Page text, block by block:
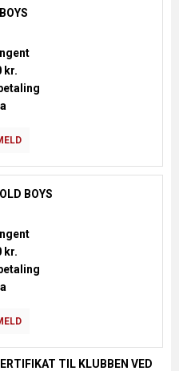
kr.
BOYS
kr.
TIL KLUBBEN VED